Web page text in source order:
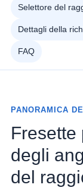
Selettore del
Dettagli della
FAQ
PANORAMICA
Fresette
degli
del